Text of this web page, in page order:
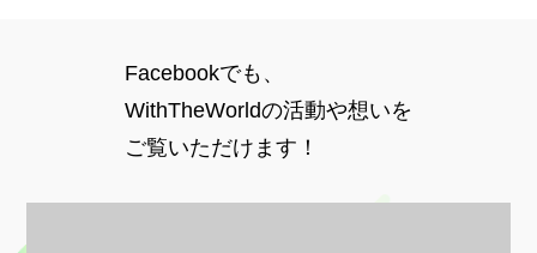
Facebookでも、
WithTheWorldの活動や想いを
ご覧いただけます！